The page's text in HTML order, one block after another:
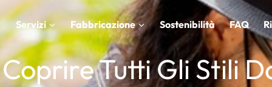
Servizi Fabbricazione Sostenibilità FAQ
Tutti Gli Stili